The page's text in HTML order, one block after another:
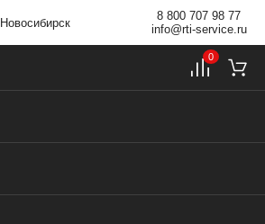
Новосибирск
8 800 707 98 77
info@rti-service.ru
0